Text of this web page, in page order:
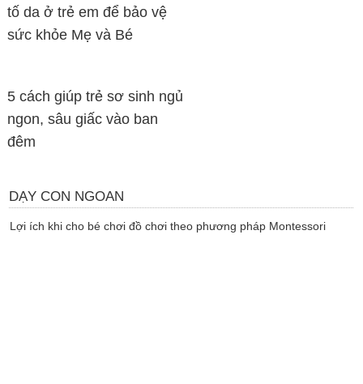
tố da ở trẻ em để bảo vệ
sức khỏe Mẹ và Bé
5 cách giúp trẻ sơ sinh ngủ
ngon, sâu giấc vào ban
đêm
DẠY CON NGOAN
Lợi ích khi cho bé chơi đồ chơi theo phương pháp Montessori